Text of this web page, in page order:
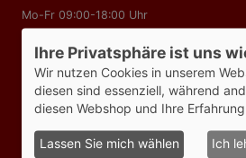
Mo-Fr 09:00-18:00 Uhr
Informationen
AGB
Impressum
Datenschutzerklärung
Versandkosten
Bezahlmöglichkeiten
Ihre Privatsphäre ist uns
Wir nutzen Cookies in unserem
diesen sind essenziell, während
diesen Webshop und Ihre
Lassen Sie mich wählen Ich